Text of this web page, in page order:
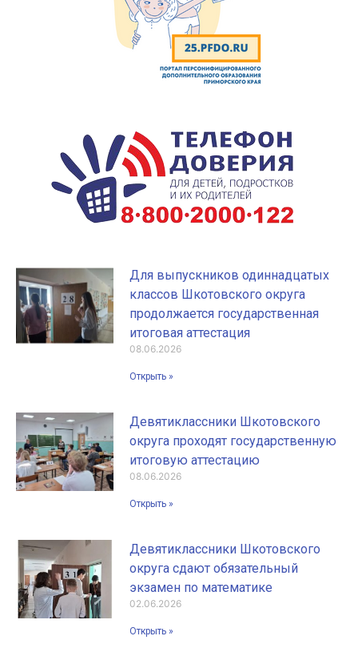
Для выпускников одиннадцатых
классов Шкотовского округа
продолжается государственная
итоговая аттестация
08.06.2026
Открыть »
Девятиклассники Шкотовского
округа проходят государственную
итоговую аттестацию
08.06.2026
Открыть »
Девятиклассники Шкотовского
округа сдают обязательный
экзамен по математике
02.06.2026
Открыть »